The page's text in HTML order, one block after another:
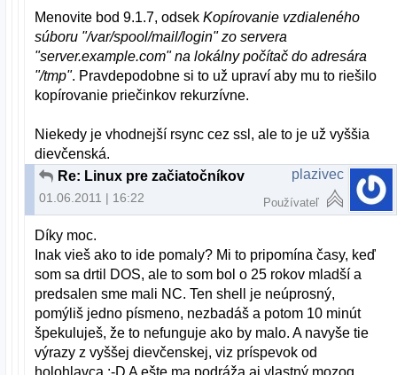
Menovite bod 9.1.7, odsekKopírovanie vzdialeného
súboru "/var/spool/mail/login" zo servera
"server.example.com" na lokálny počítač do adresára
"/tmp". Pravdepodobne si to už upraví aby mu to riešilo
kopírovanie priečinkov rekurzívne.
Niekedy je vhodnejší rsync cez ssl, ale to je už vyššia
dievčenská.
Re: Linux pre začiatočníkov
01.06.2011 | 16:22
plazivec
Používateľ
Díky moc.
Inak vieš ako to ide pomaly? Mi to pripomína časy, keď
som sa drtil DOS, ale to som bol o 25 rokov mladší a
predsalen sme mali NC. Ten shell je neúprosný,
pomýliš jedno písmeno, nezbadáš a potom 10 minút
špekuluješ, že to nefunguje ako by malo. A navyše tie
výrazy z vyššej dievčenskej, viz príspevok od
holohlavca :-D A ešte ma podráža aj vlastný mozog,